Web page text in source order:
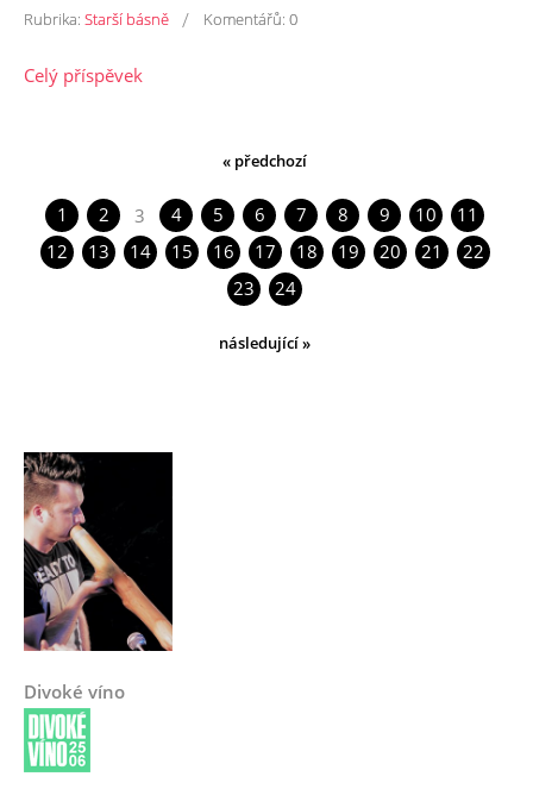
Rubrika: Starší básně / Komentářů: 0
Celý příspěvek
« předchozí
1 2 3 4 5 6 7 8 9 10
11
12
13 14 15 16 17 18 19 20 21
22
23
24
následující »
Divoké víno